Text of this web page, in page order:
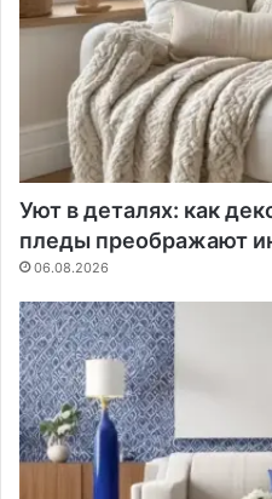
Уют в деталях: как
пледы преображают
06.08.2026